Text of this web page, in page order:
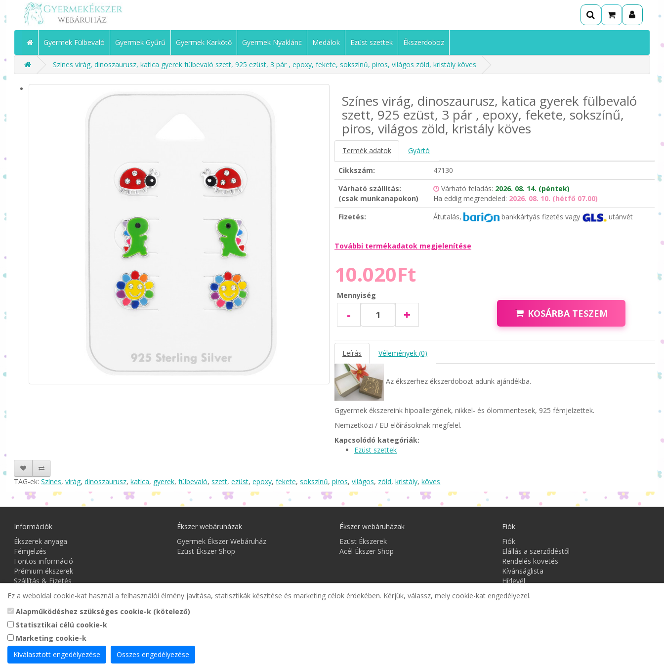
Gyermek Fülbevaló Gyermek Gyűrű Gyermek Karkötő Gyermek Nyaklánc Medálok Ezüst szettek Ékszerdoboz
Színes virág, dinoszaurusz, katica gyerek fülbevaló szett, 925 ezüst, 3 pár , epoxy, fekete, sokszínű, piros, világos zöld, kristály köves
Színes virág, dinoszaurusz, katica gyerek fülbevaló
szett, 925 ezüst, 3 pár , epoxy, fekete, sokszínű,
piros, világos zöld, kristály köves
Termék adatok Gyártó
Cikkszám:
47130
Várható szállítás:
(csak munkanapokon)
Várható feladás: 2026. 08. 14. (péntek)
Ha eddig megrendeled: 2026. 08. 10. (hétfő 07.00)
Fizetés:
Átutalás, bankkártyás fizetés vagy utánvét
További termékadatok megjelenítése
10.020Ft
Mennyiség
- + KOSÁRBA TESZEM
Leírás Vélemények (0)
Az ékszerhez ékszerdobozt adunk ajándékba.
Ggyermek ékszereink hipoallergének, nikkel- és ólommentesek, 925 fémjelzettek.
Nemzetközi / EU előírásoknak megfelel.
Kapcsolódó kategóriák:
Ezüst szettek
TAG-ek:Színes,virág,dinoszaurusz,katica, gyerek,fülbevaló,szett,ezüst,epoxy,fekete,sokszínű,piros,világos, zöld,kristály,köves
Információk
Ékszerek anyaga
Fémjelzés
Fontos információ
Prémium ékszerek
Szállítás & Fizetés
Szavatosság
Impresszum
Adatkezelési Nyilatkozat
Vásárlási és szállítási feltételek
Kapcsolat
Honlaptérkép
Ékszer webáruházak
Gyermek Ékszer Webáruház
Ezüst Ékszer Shop
Ékszer webáruházak
Ezüst Ékszerek
Acél Ékszer Shop
Fiók
Fiók
Elállás a szerződéstől
Rendelés követés
Kívánságlista
Hírlevél
Gyermek Ékszer Shop
Ez a weboldal cookie-kat használ a felhasználói élmény javítása, statisztikák készítése és marketing célok érdekében. Kérjük, válassz, mely cookie-kat engedélyezel.
Alapműködéshez szükséges cookie-k (kötelező)
Statisztikai célú cookie-k
Marketing cookie-k
Kiválasztott engedélyezése
Összes engedélyezése